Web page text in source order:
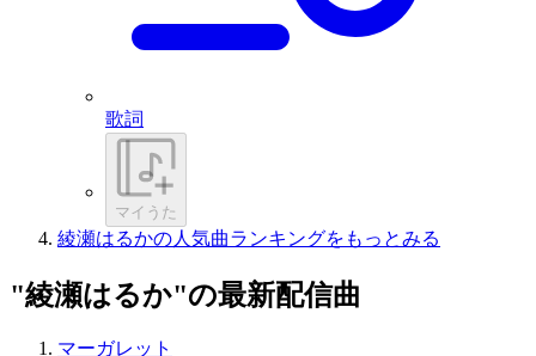
歌詞
マイうた
綾瀬はるかの人気曲ランキングをもっとみる
"綾瀬はるか"の最新配信曲
マーガレット